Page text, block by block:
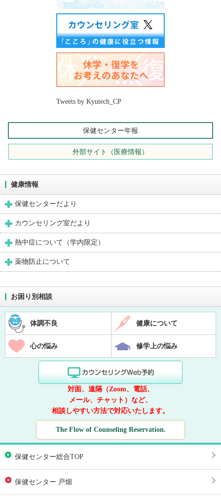
Tweets by Kyutech_CP
保健センター年報
外部サイト（医療情報）
健康情報
保健センターだより
カウンセリング室だより
熱中症について（学内限定）
薬物防止について
お困り別相談
体調不良 健康について
心の悩み 修学上の悩み
対面、遠隔（Zoom、電話、
メール、チャット）など、
相談しやすい方法で対応いたします。
The Flow of Counseling Reservation.
保健センター総合TOP
保健センター 戸畑